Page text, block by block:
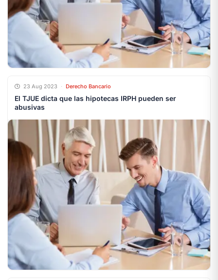
23 Aug 2023 · Derecho Bancario
El TJUE dicta que las hipotecas IRPH pueden ser
abusivas